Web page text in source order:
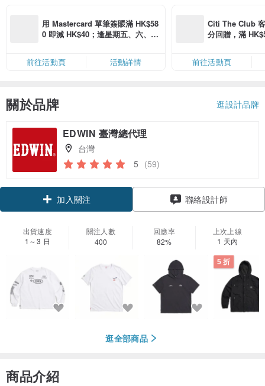
用 Mastercard 單筆簽賬滿 HK$58
0 即減 HK$40；逢星期五、六、日
卡」結帳）
前往活動頁 活動詳情
Citi The Club
分回贈，滿
前往活動頁
關於品牌 逛設計品牌
EDWIN 臺灣總代理
台灣
5 (59)
加入關注 聯絡設計師
出貨速度
1～3 日
關注人數
400
回應率
82%
上次上線
1 天內
5 折
逛全部商品
商品介紹